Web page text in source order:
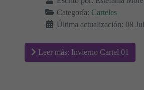
Categoría: Carteles
Última actualización: 08
Leer más: Invierno Cartel 01